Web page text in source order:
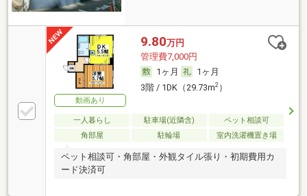
動画あり
9.80万円
管理費7,000円
1ヶ月
1ヶ月
3階 / 1DK（29.73m2）
一人暮らし 駐車場(近隣含)
ペット相談可
角部屋
駐輪場 室内洗濯機置き場
ペット相談可・角部屋・外観タイル張り・初期費用カ
ード決済可